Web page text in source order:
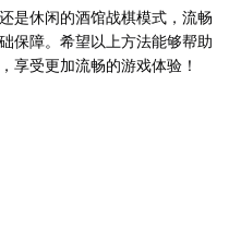
是休闲的酒馆战棋模式，流畅
保障。希望以上方法能够帮助
享受更加流畅的游戏体验！